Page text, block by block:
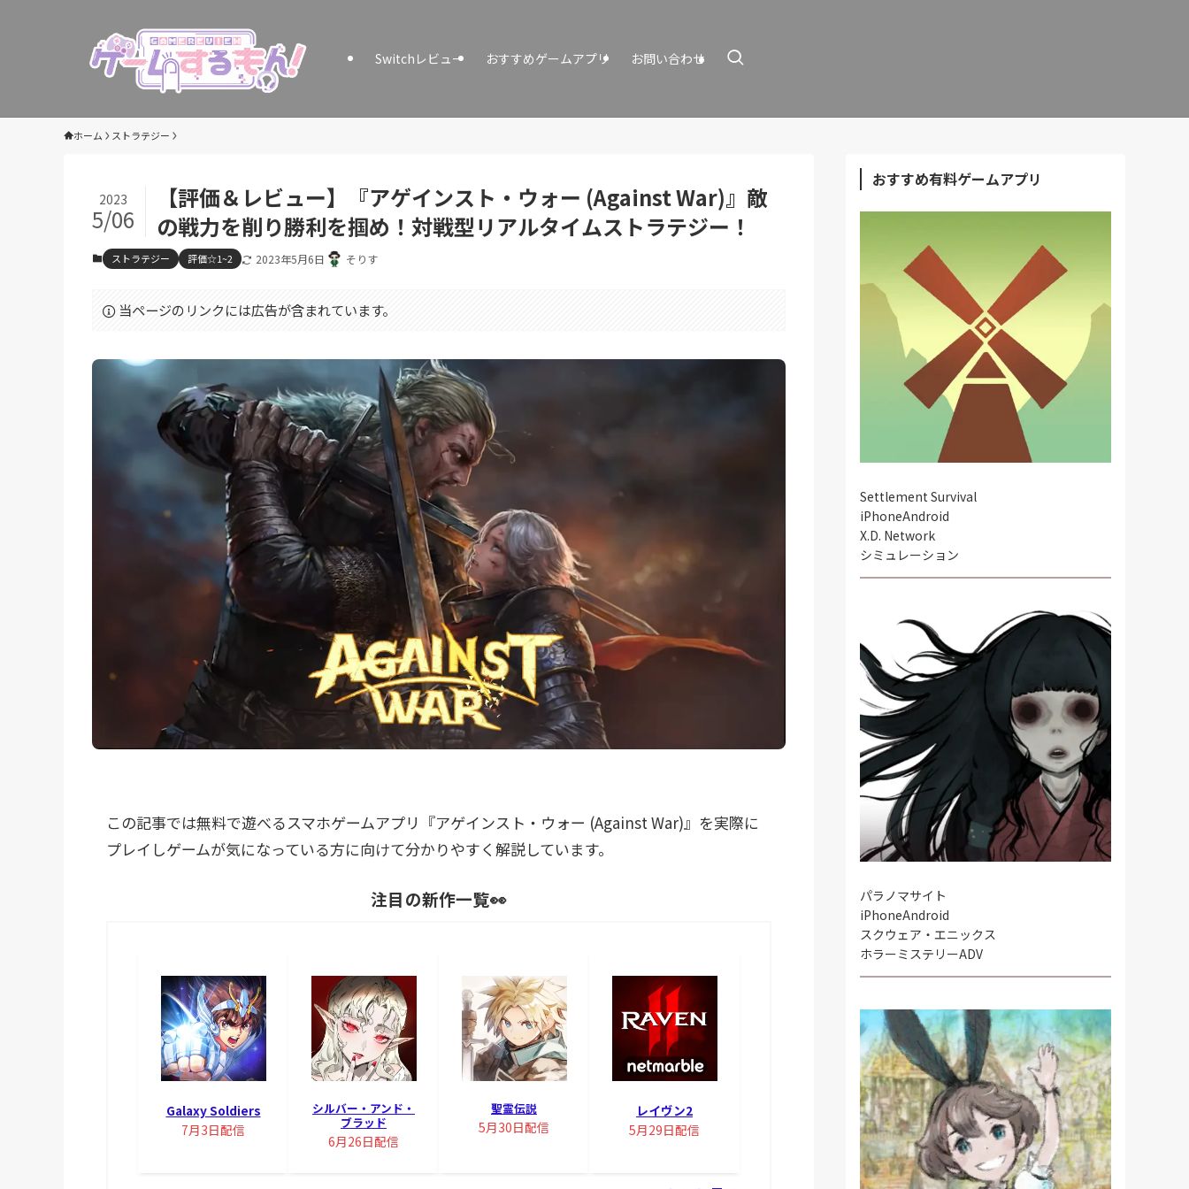
Switchレビュー おすすめゲームアプリ お問い合わせ
ホーム ストラテジー
【評価＆レビュー】『アゲインスト・ウォー (Against War)』敵
の戦力を削り勝利を掴め！対戦型リアルタイムストラテジー！
2023
5/06
ストラテジー 評価☆1~2 2023年5月6日 そりす
当ページのリンクには広告が含まれています。
この記事では無料で遊べるスマホゲームアプリ『アゲインスト・ウォー (Against War)』を実際に
プレイしゲームが気になっている方に向けて分かりやすく解説しています。
注目の新作一覧👀
Galaxy Soldiers
7月3日配信
シルバー・アンド・
ブラッド
6月26日配信
聖霊伝説
5月30日配信
レイヴン2
5月29日配信
おすすめ有料ゲームアプリ
Settlement Survival
iPhoneAndroid
X.D. Network
シミュレーション
パラノマサイト
iPhoneAndroid
スクウェア・エニックス
ホラーミステリーADV